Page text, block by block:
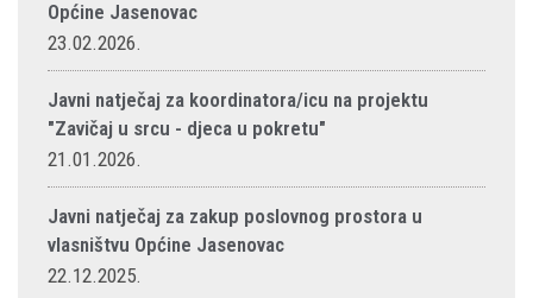
Općine Jasenovac
23.02.2026.
Javni natječaj za koordinatora/icu na projektu
"Zavičaj u srcu - djeca u pokretu"
21.01.2026.
Javni natječaj za zakup poslovnog prostora u
vlasništvu Općine Jasenovac
22.12.2025.